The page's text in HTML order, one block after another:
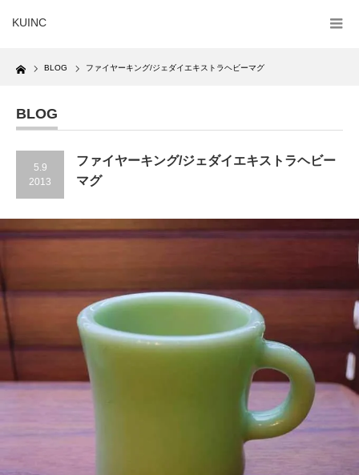
KUINC
Home BLOG ファイヤーキング/ジェダイエキストラヘビーマグ
BLOG
5.9
2013
ファイヤーキング/ジェダイエキストラヘビー
マグ